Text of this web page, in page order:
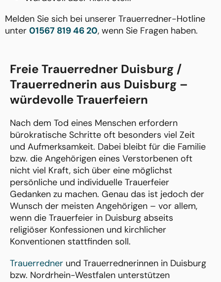
Melden Sie sich bei unserer Trauerredner-Hotline
unter 01567 819 46 20, wenn Sie Fragen haben.
Freie Trauerredner Duisburg /
Trauerrednerin aus Duisburg –
würdevolle Trauerfeiern
Nach dem Tod eines Menschen erfordern
bürokratische Schritte oft besonders viel Zeit
und Aufmerksamkeit. Dabei bleibt für die Familie
bzw. die Angehörigen eines Verstorbenen oft
nicht viel Kraft, sich über eine möglichst
persönliche und individuelle Trauerfeier
Gedanken zu machen. Genau das ist jedoch der
Wunsch der meisten Angehörigen – vor allem,
wenn die Trauerfeier in Duisburg abseits
religiöser Konfessionen und kirchlicher
Konventionen stattfinden soll.
Trauerredner und Trauerrednerinnen in Duisburg
bzw. Nordrhein-Westfalen unterstützen